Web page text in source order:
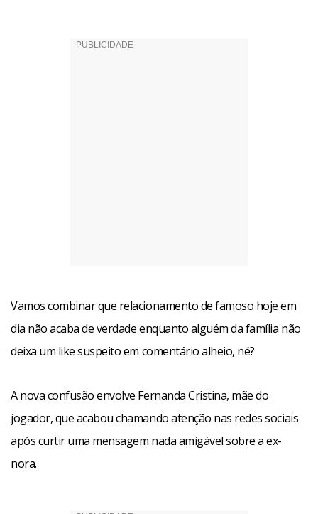
Vamos combinar que relacionamento de famoso hoje em
dia não acaba de verdade enquanto alguém da família não
deixa um like suspeito em comentário alheio, né?
A nova confusão envolve Fernanda Cristina, mãe do
jogador, que acabou chamando atenção nas redes sociais
após curtir uma mensagem nada amigável sobre a ex-
nora.